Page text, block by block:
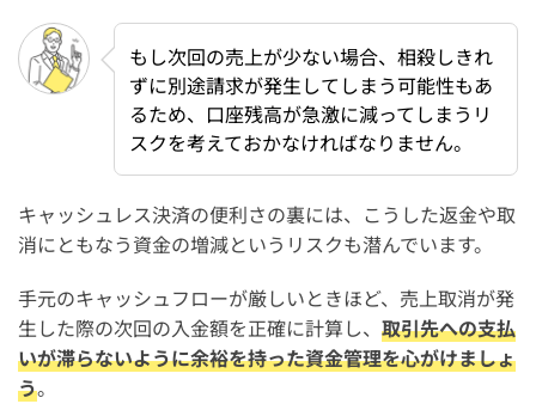
もし次回の売上が少ない場合、相殺しきれ
ずに別途請求が発生してしまう可能性もあ
るため、口座残高が急激に減ってしまうリ
スクを考えておかなければなりません。
キャッシュレス決済の便利さの裏には、こうした返金や取
消にともなう資金の増減というリスクも潜んでいます。
手元のキャッシュフローが厳しいときほど、売上取消が発
生した際の次回の入金額を正確に計算し、 取引先への支払
いが滞らないように余裕を持った資金管理を心がけましょ
う。